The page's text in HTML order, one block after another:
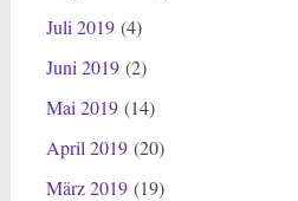
Juli 2019(4)
Juni 2019(2)
Mai 2019(14)
April 2019(20)
März 2019(19)